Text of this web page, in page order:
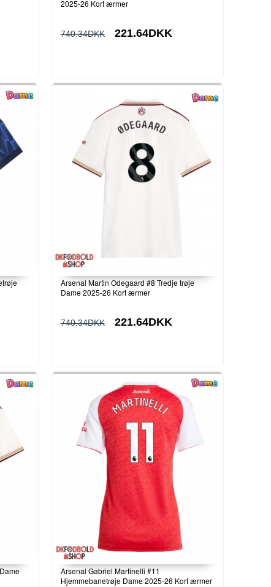
2025-26 Kort ærmer
740.34DKK 221.64DKK
Arsenal Martin Odegaard #8 Tredje trøje
Dame 2025-26 Kort ærmer
740.34DKK 221.64DKK
Arsenal Gabriel Martinelli #11
Hjemmebanetrøje Dame 2025-26 Kort ærmer